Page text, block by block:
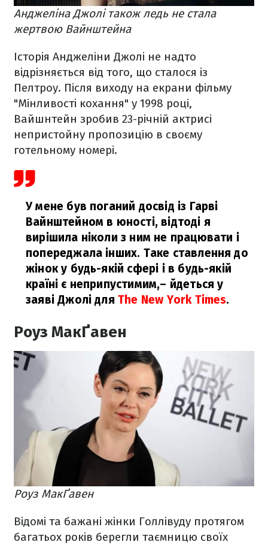
Анджеліна Джолі також ледь не стала
жертвою Вайнштейна
Історія Анджеліни Джолі не надто
відрізняється від того, що сталося із
Пелтроу. Після виходу на екрани фільму
"Мінливості кохання" у 1998 році,
Вайшнтейн зробив 23-річній актрисі
непристойну пропозицію в своєму
готельному номері.
У мене був поганий досвід із Гарві
Вайнштейном в юності, відтоді я
вирішила ніколи з ним не працювати і
попереджала інших. Таке ставлення до
жінок у будь-якій сфері і в будь-якій
країні є неприпустимим,– йдеться у
заяві Джолі дляThe New York Times.
Роуз МакҐавен
Роуз МакҐавен
Відомі та бажані жінки Голлівуду протягом
багатьох років берегли таємницю своїх